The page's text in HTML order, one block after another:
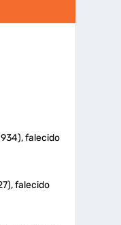
falecido
falecido